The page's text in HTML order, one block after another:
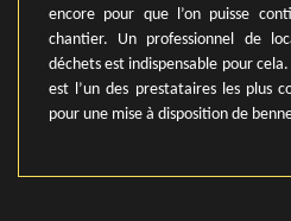
encore pour que l’on puisse
chantier. Un professionnel de
déchets est indispensable pour
est l’un des prestataires les plus
pour une mise à disposition de